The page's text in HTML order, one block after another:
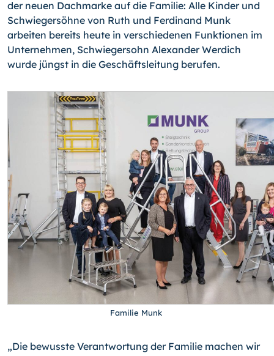
der neuen Dachmarke auf die Familie: Alle Kinder und
Schwiegersöhne von Ruth und Ferdinand Munk
arbeiten bereits heute in verschiedenen Funktionen im
Unternehmen, Schwiegersohn Alexander Werdich
wurde jüngst in die Geschäftsleitung berufen.
Familie Munk
„Die bewusste Verantwortung der Familie machen wir